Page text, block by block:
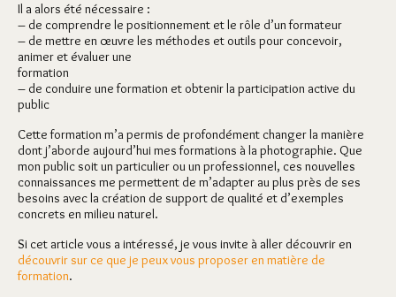
Il a alors été nécessaire :
– de comprendre le positionnement et le rôle d’un formateur
– de mettre en œuvre les méthodes et outils pour concevoir,
animer et évaluer une
formation
– de conduire une formation et obtenir la participation active du
public
Cette formation m’a permis de profondément changer la manière
dont j’aborde aujourd’hui mes formations à la photographie. Que
mon public soit un particulier ou un professionnel, ces nouvelles
connaissances me permettent de m’adapter au plus près de ses
besoins avec la création de support de qualité et d’exemples
concrets en milieu naturel.
Si cet article vous a intéressé, je vous invite à aller découvrir en
découvrir sur ce que je peux vous proposer en matière de
formation.